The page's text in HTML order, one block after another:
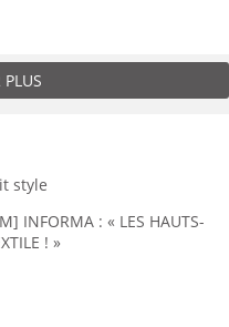
style
INFORMA : « LES HAUTS-
! »